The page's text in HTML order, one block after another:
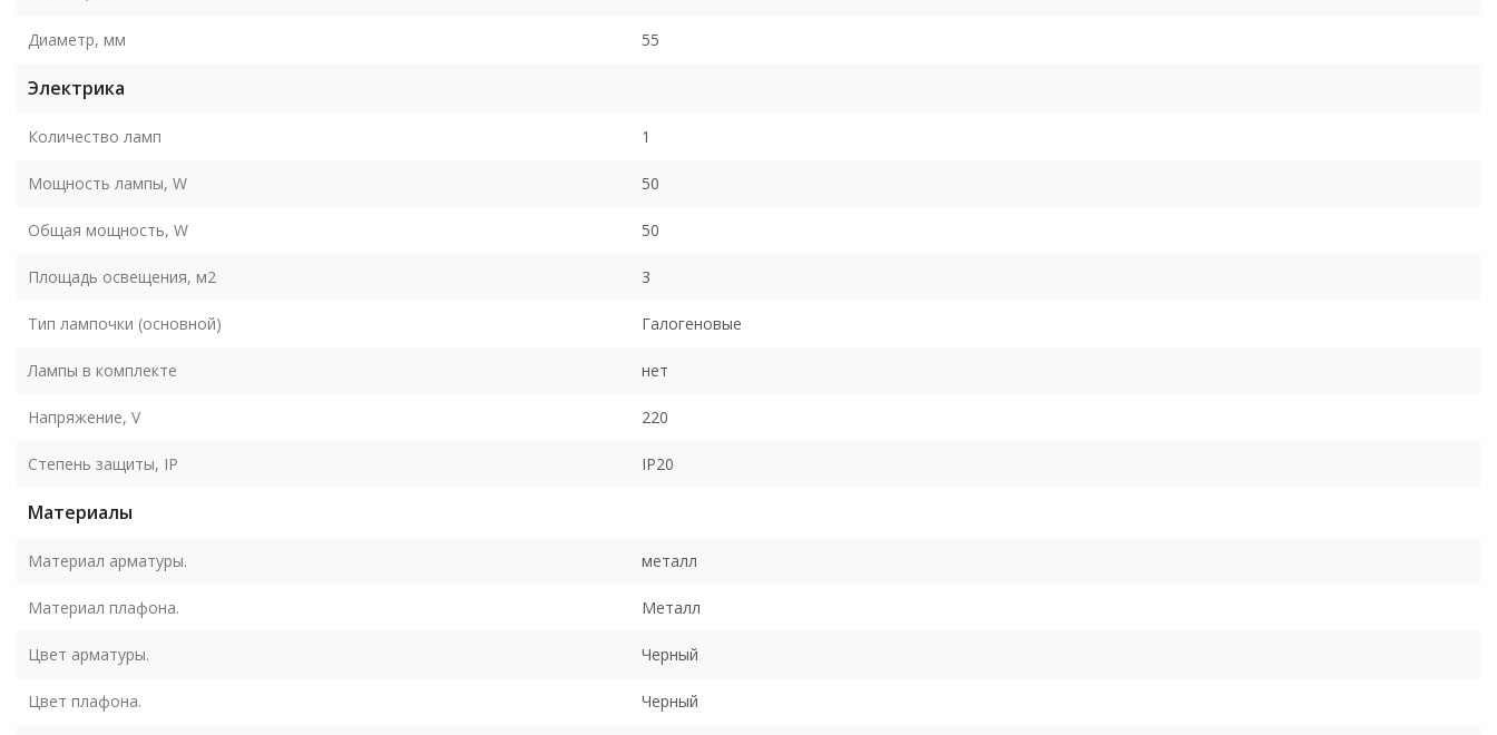
Диаметр, мм 55
Электрика
Количество ламп 1
Мощность лампы, W 50
Общая мощность, W 50
Площадь освещения, м2 3
Тип лампочки (основной) Галогеновые
Лампы в комплекте нет
Напряжение, V 220
Степень защиты, IP IP20
Материалы
Материал арматуры. металл
Материал плафона. Металл
Цвет арматуры. Черный
Цвет плафона. Черный